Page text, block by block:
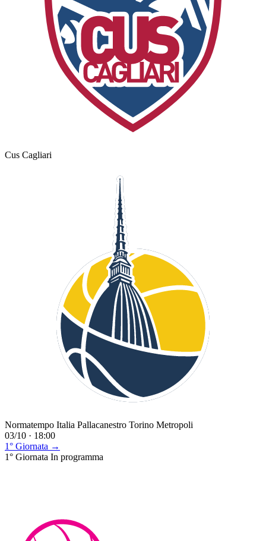
Cus Cagliari
Normatempo Italia Pallacanestro Torino Metropoli
03/10 · 18:00
1° Giornata →
1° Giornata In programma